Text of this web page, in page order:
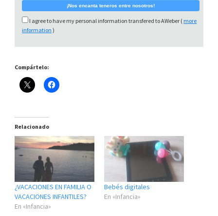
I agree to have my personal information transfered to AWeber ( more
information )
Compártelo:
Relacionado
¿VACACIONES EN FAMILIA O
VACACIONES INFANTILES?
En «Infancia»
Bebés digitales
En «Infancia»